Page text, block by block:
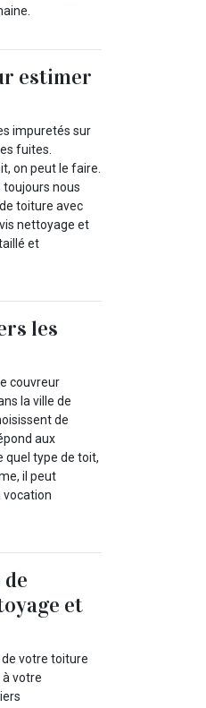
estimer
impuretés sur
fuites.
on peut le faire.
toujours nous
toiture avec
nettoyage et
et
les
couvreur
la ville de
de
aux
quel type de toit,
il peut
vocation
et
votre toiture
votre